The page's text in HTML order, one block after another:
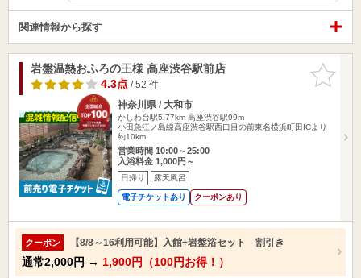
関連情報から探す
お気に入
りに追加
岩盤温熱おふろの王様 高座渋谷駅前店
4.3点/ 52 件
神奈川県 / 大和市
かしわ台駅5.77km 高座渋谷駅99m
小田急江ノ島線高座渋谷駅西口目の前東名横浜町田ICより
約10km
営業時間 10:00～25:00
入浴料金 1,000円～
日帰り 露天風呂
電子チケットあり クーポンあり
クーポン 【8/8～16利用可能】入館+岩盤浴セット 割引き
通常2,000円 → 1,900円（100円お得！）